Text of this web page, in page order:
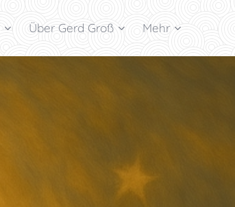
Über Gerd Groß Mehr